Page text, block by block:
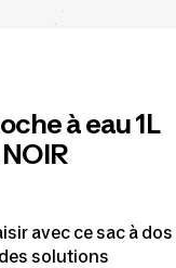
à eau 1L
avec ce sac à dos
solutions